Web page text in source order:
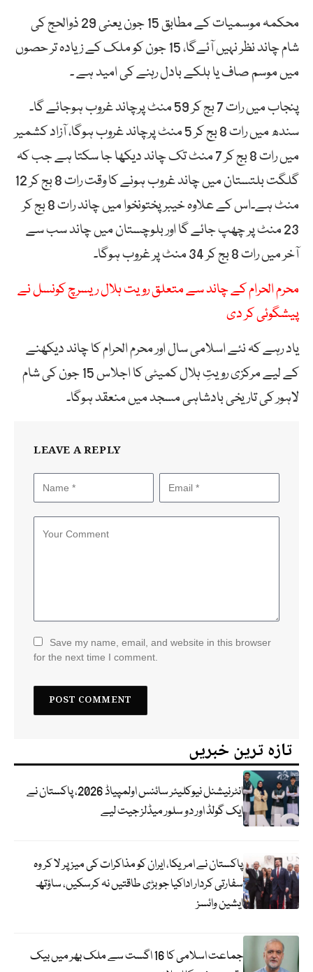
محکمہ موسمیات کے مطابق 15 جون یعنی 29 ذوالحج کی
شام چاند نظر نہیں آئےگا، 15 جون کو ملک کے زیادہ تر حصوں
میں موسم صاف یا ہلکے بادل رہنے کی امید ہے ۔
پنجاب میں رات 7 بج کر 59 منٹ پرچاند غروب ہوجائے گا۔
سندھ میں رات 8 بج کر 5 منٹ پرچاند غروب ہوگا، آزاد کشمیر
میں رات 8 بج کر 7 منٹ تک چاند دیکھا جا سکتا ہے جب کہ
گلگت بلتستان میں چاند غروب ہونے کا وقت رات 8 بج کر 12
منٹ ہے۔اس کے علاوہ خیبر پختونخوا میں چاند رات 8 بج کر
23 منٹ پر چھپ جائے گا اور بلوچستان میں چاند سب سے
آخر میں رات 8 بج کر 34 منٹ پر غروب ہوگا۔
محرم الحرام کے چاند سے متعلق رویت ہلال ریسرچ کونسل نے
پیشگوئی کر دی
یاد رہے کہ نئے اسلامی سال اور محرم الحرام کا چاند دیکھنے
کے لیے مرکزی رویتِ ہلال کمیٹی کا اجلاس 15 جون کی شام
لاہور کی تاریخی بادشاہی مسجد میں منعقد ہوگا۔
LEAVE A REPLY
Save my name, email, and website in this browser
for the next time I comment.
تازہ ترین خبریں
انٹرنیشنل نیوکلیئر سائنس اولمپیاڈ 2026، پاکستان نے
ایک گولڈ اور دو سلور میڈلز جیت لیے
پاکستان نے امریکا، ایران کو مذاکرات کی میز پر لا کر وہ
سفارتی کردار اداکیا جو بڑی طاقتیں نہ کرسکیں، ساؤتھ
ایشین وائسز
جماعت اسلامی کا 16 اگست سے ملک بھر میں بیک